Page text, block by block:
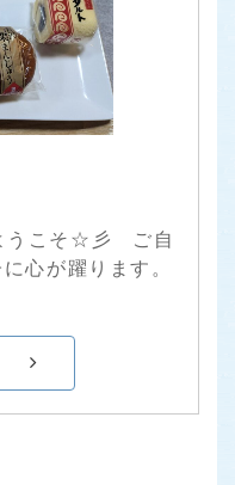
うこそ☆彡 ご自
心が躍ります。